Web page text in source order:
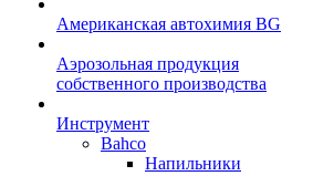
Американская автохимия BG
Аэрозольная продукция
собственного производства
Инструмент
Bahco
Напильники